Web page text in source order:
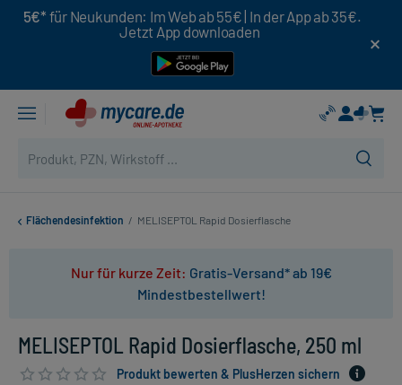
5€* für Neukunden: Im Web ab 55€ | In der App ab 35€.
Jetzt App downloaden
Flächendesinfektion / MELISEPTOL Rapid Dosierflasche
Nur für kurze Zeit: Gratis-Versand* ab 19€
Mindestbestellwert!
MELISEPTOL Rapid Dosierflasche, 250 ml
Produkt bewerten & PlusHerzen sichern